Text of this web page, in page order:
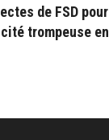
de FSD pour
trompeuse en